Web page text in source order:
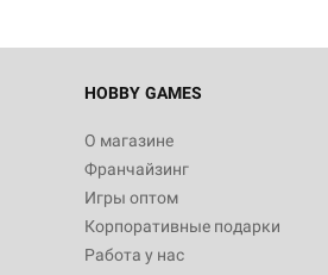
HOBBY GAMES
О магазине
Франчайзинг
Игры оптом
Корпоративные подарки
Работа у нас